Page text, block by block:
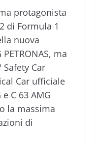
protagonista
di Formula 1
nuova
ma
Car
Car ufficiale
C 63 ​​AMG
la massima
di